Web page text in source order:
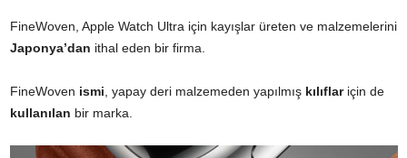
FineWoven, Apple Watch Ultra için kayışlar üreten ve malzemelerini
Japonya’dan ithal eden bir firma.
FineWoven ismi, yapay deri malzemeden yapılmış kılıflariçin de
kullanılan bir marka.